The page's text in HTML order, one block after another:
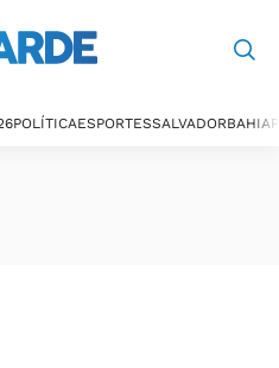
POLÍTICAESPORTESSALVADORBAHIA